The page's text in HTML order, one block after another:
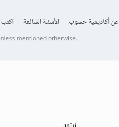
عن أكاديمية حسوب الأسئلة الشائعة اكتب
mentioned otherwise.